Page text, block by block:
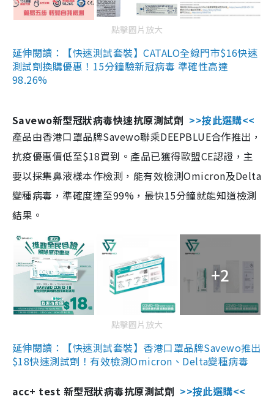
點擊圖片放大
延伸閱讀：【快速測試套裝】CATALO全線門市$16快速
測試劑換購優惠！15分鐘驗新冠病毒 準確性高達
98.26%
Savewo新型冠狀病毒快速抗原測試劑 >>按此選購<<
產品由香港口罩品牌Savewo聯乘DEEPBLUE合作推出，
抗疫優惠價低至$18買到。產品已獲得歐盟CE認證，主
要以採集鼻液樣本作檢測，能有效檢測Omicron及Delta
變種病毒，準確度達至99%，最快15分鐘就能知道檢測
結果。
+2
點擊圖片放大
延伸閱讀：【快速測試套裝】香港口罩品牌Savewo推出
$18快速測試劑！有效檢測Omicron、Delta變種病毒
acc+ test 新型冠狀病毒抗原測試劑 >>按此選購<<